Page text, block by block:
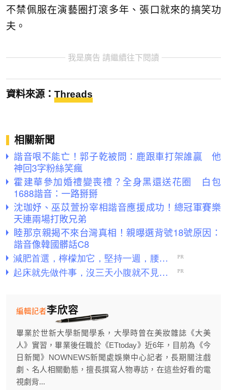
不禁佩服在演藝圈打滾多年、張口就來的搞笑功
夫。
我是廣告 請繼續往下閱讀
資料來源： Threads
相關新聞
諧音哏不能亡！郭子乾被問：鹿跟車打架誰贏 他
神回3字粉絲笑瘋
霍建華參加婚禮變喪禮？全身黑還送花圈 白包
1688諧音：一路掰掰
沈珈妤、巫苡萱扮宰相諧音應援成功！總冠軍賽樂
天連兩場打敗兄弟
睦那京親揭不來台灣真相！親曝選背號18號原因：
諧音像韓國髒話C8
李欣容
編輯記者
畢業於世新大學新聞學系，大學時曾在美妝雜誌《大美
人》實習，畢業後任職於《ETtoday》近6年，目前為《今
日新聞》NOWNEWS新聞處娛樂中心記者，長期關注戲
劇、名人相關動態，擅長撰寫人物專訪，在這些好看的電
視劇背...